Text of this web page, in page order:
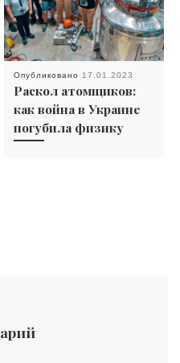
Опубликовано 17.01.2023
Раскол атомщиков:
как война в Украине
погубила физику